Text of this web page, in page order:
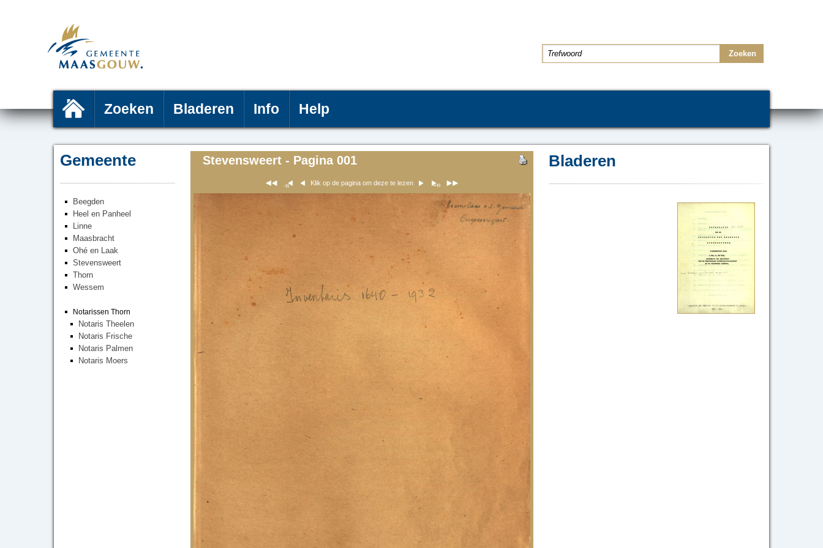
Zoeken Bladeren Info Help
Gemeente
Beegden
Heel en Panheel
Linne
Maasbracht
Ohé en Laak
Stevensweert
Thorn
Wessem
Notarissen Thorn
Notaris Theelen
Notaris Frische
Notaris Palmen
Notaris Moers
Bladeren
Stevensweert - Pagina 001
Klik op de pagina om deze te lezen